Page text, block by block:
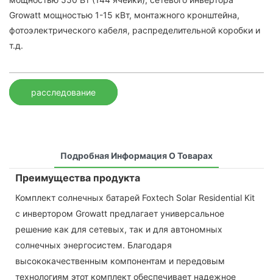
Growatt мощностью 1-15 кВт, монтажного кронштейна,
фотоэлектрического кабеля, распределительной коробки и
т.д.
расследование
Подробная Информация О Товарах
Преимущества продукта
Комплект солнечных батарей Foxtech Solar Residential Kit
с инвертором Growatt предлагает универсальное
решение как для сетевых, так и для автономных
солнечных энергосистем. Благодаря
высококачественным компонентам и передовым
технологиям этот комплект обеспечивает надежное